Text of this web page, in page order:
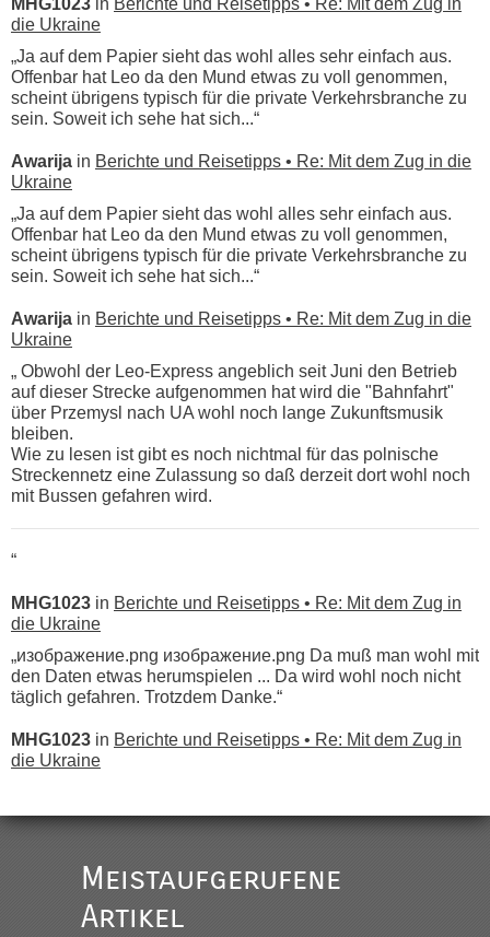
die Ukraine
„Ja auf dem Papier sieht das wohl alles sehr einfach aus.
Offenbar hat Leo da den Mund etwas zu voll genommen,
scheint übrigens typisch für die private Verkehrsbranche zu
sein. Soweit ich sehe hat sich...“
Awarija in Berichte und Reisetipps • Re: Mit dem Zug in die
Ukraine
„Ja auf dem Papier sieht das wohl alles sehr einfach aus.
Offenbar hat Leo da den Mund etwas zu voll genommen,
scheint übrigens typisch für die private Verkehrsbranche zu
sein. Soweit ich sehe hat sich...“
Awarija in Berichte und Reisetipps • Re: Mit dem Zug in die
Ukraine
„ Obwohl der Leo-Express angeblich seit Juni den Betrieb
auf dieser Strecke aufgenommen hat wird die "Bahnfahrt"
über Przemysl nach UA wohl noch lange Zukunftsmusik
bleiben.
Wie zu lesen ist gibt es noch nichtmal für das polnische
Streckennetz eine Zulassung so daß derzeit dort wohl noch
mit Bussen gefahren wird.
“
MHG1023 in Berichte und Reisetipps • Re: Mit dem Zug in
die Ukraine
„изображение.png изображение.png Da muß man wohl mit
den Daten etwas herumspielen ... Da wird wohl noch nicht
täglich gefahren. Trotzdem Danke.“
MHG1023 in Berichte und Reisetipps • Re: Mit dem Zug in
die Ukraine
Ist korrekt, aber ich finde man hätte trotzdem im Text gleich
darauf hinweisen können.
War aber nicht "böse" gemeint ...
Meistaufgerufene
Artikel